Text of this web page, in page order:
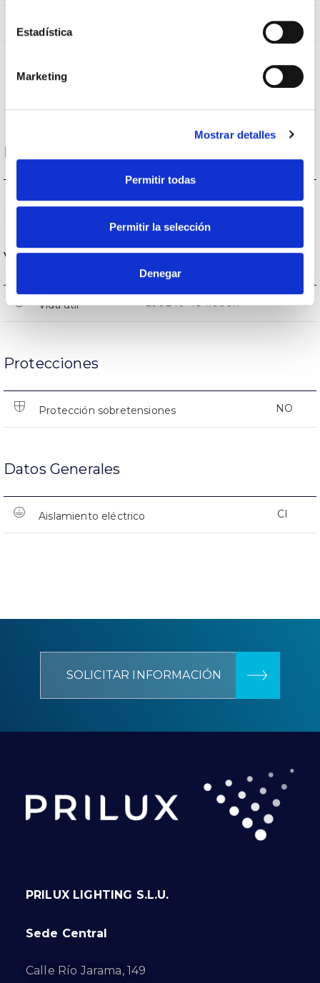
Estadística
Marketing
Mostrar detalles
Permitir todas
Permitir la selección
Denegar
Cuerpo
Box),TESS (Temperature Evacuation
Rendimiento
Flujo luminoso (lm)
Vida
Vida útil L90B10>184.000h
Protecciones
Protección sobretensiones NO
Datos Generales
Aislamiento eléctrico CI
SOLICITAR INFORMACIÓN
PRILUX LIGHTING S.L.U.
Sede Central
Calle Río Jarama, 149